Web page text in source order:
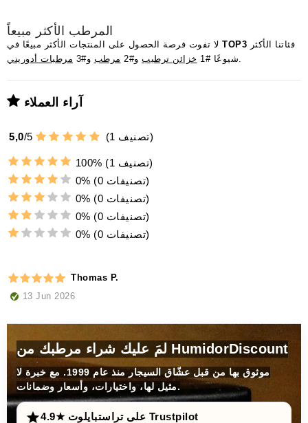
المرطب الأكثر مبيعاً
TOP3
شيوعًا #1
خزائن ترطيب و#2 مرطب و#3 مرطبات أدوريني .
آراء العملاء
5,0/5 (1 تصنيف)
100%
(1 تصنيف)
0%
(0 تصنيفات)
0%
(0 تصنيفات)
0%
(0 تصنيفات)
0%
(0 تصنيفات)
Thomas P.
13 Jun 2026
لمَ عليك شراء مرطبك من HumidorDiscount
موثوق بها من قبل عشّاق السيجار منذ عام 1999. مع خبرة لا
مثيل لها، واختيارات، وأسعار وضمانات.
4.9★ على تراستبايلوت Trustpilot